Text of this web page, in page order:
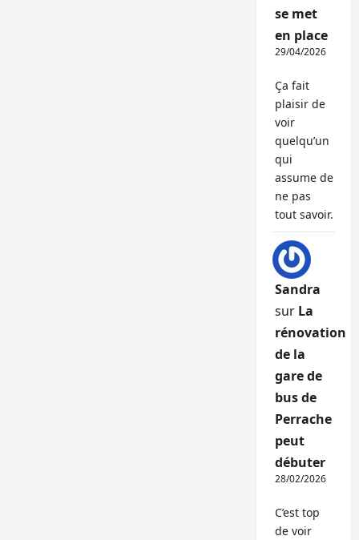
se met
en place
29/04/2026
Ça fait
plaisir de
voir
quelqu’un
qui
assume de
ne pas
tout savoir.
Sandra
sur La
rénovation
de la
gare de
bus de
Perrache
peut
débuter
28/02/2026
C’est top
de voir